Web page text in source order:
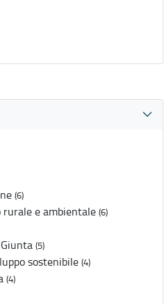
(6)
rurale e ambientale (6)
(5)
sostenibile (4)
(4)